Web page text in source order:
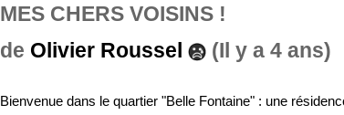
MES CHERS VOISINS !
de Olivier Roussel (Il y a 4 ans)
Bienvenue dans le quartier "Belle Fontaine" : une